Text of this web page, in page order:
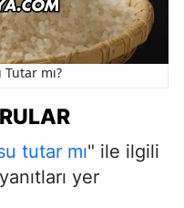
mı?
tutar mı" ile ilgili
yer